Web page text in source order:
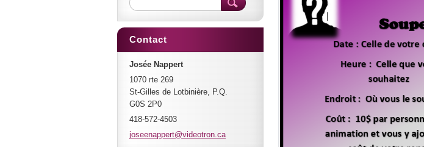
Contact
Josée Nappert
1070 rte 269
St-Gilles de Lotbinière, P.Q.
G0S 2P0
418-572-4503
joseenappert@videotron.ca